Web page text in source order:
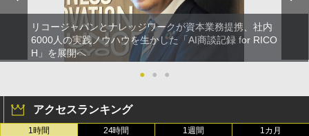
リコージャパンとナレッジワークが資本業務提携、社内
6000人の実践ノウハウを生かした「AI商談記録 for RICO
H」を展開へ
●
● ●
アクセスランキング
1時間 24時間 1週間 1カ月